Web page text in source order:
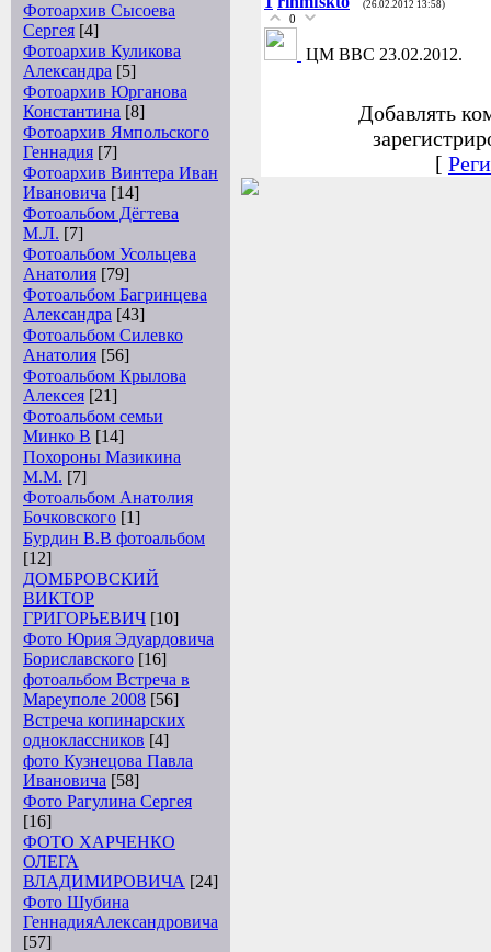
Фотоархив Сысоева
Сергея [4]
Фотоархив Куликова
Александра [5]
Фотоархив Юрганова
Константина [8]
Фотоархив Ямпольского
Геннадия [7]
Фотоархив Винтера Иван
Ивановича [14]
Фотоальбом Дёгтева
М.Л. [7]
Фотоальбом Усольцева
Анатолия [79]
Фотоальбом Багринцева
Александра [43]
Фотоальбом Силевко
Анатолия [56]
Фотоальбом Крылова
Алексея [21]
Фотоальбом семьи
Минко В [14]
Похороны Мазикина
М.М. [7]
Фотоальбом Анатолия
Бочковского [1]
Бурдин В.В фотоальбом
[12]
ДОМБРОВСКИЙ
ВИКТОР
ГРИГОРЬЕВИЧ [10]
Фото Юрия Эдуардовича
Бориславского [16]
фотоальбом Встреча в
Мареуполе 2008 [56]
Встреча копинарских
одноклассников [4]
фото Кузнецова Павла
Ивановича [58]
Фото Рагулина Сергея
[16]
ФОТО ХАРЧЕНКО
ОЛЕГА
ВЛАДИМИРОВИЧА [24]
Фото Шубина
ГеннадияАлександровича
[57]
(26.02.2012 13:58)
0
ЦМ ВВС 23.02.2012.
Добавлять
[